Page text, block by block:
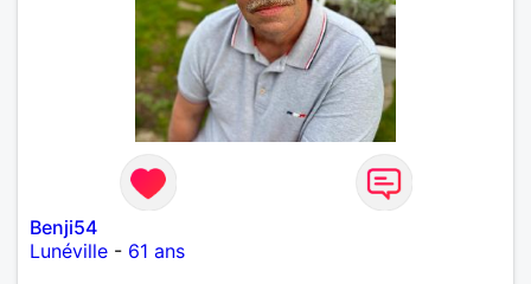
Benji54
Lunéville - 61 ans